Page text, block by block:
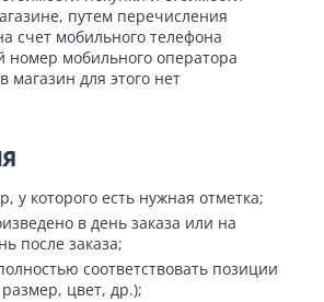
путем перечисления
счет мобильного телефона
номер мобильного оператора
магазин для этого нет
у которого есть нужная отметка;
в день заказа или на
после заказа;
соответствовать позиции
цвет, др.);